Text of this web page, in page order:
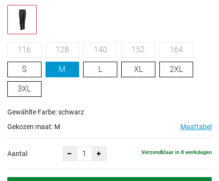
116 128 140 152 164
S M L XL 2XL
3XL
Gewählte Farbe: schwarz
Gekozen maat: M Maattabel
Aantal Verzendklaar in 8 werkdagen